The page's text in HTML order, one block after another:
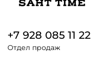
+7 928 085 11 22
Отдел продаж